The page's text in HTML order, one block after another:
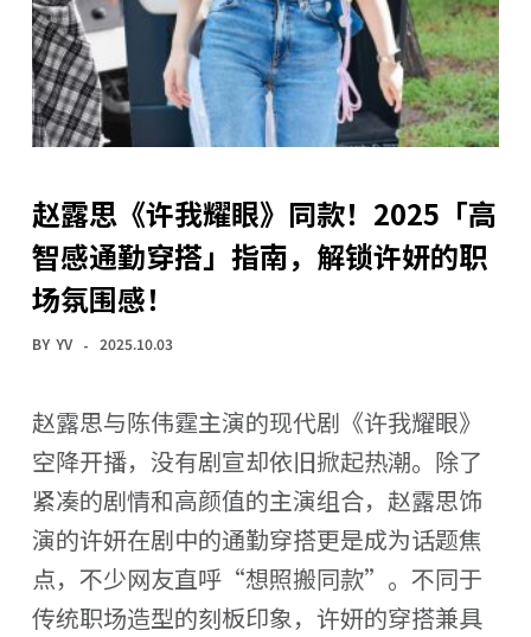
赵露思《许我耀眼》同款！2025「高
智感通勤穿搭」指南，解锁许妍的职
场氛围感！
BY YV 2025.10.03
赵露思与陈伟霆主演的现代剧《许我耀眼》
空降开播，没有剧宣却依旧掀起热潮。除了
紧凑的剧情和高颜值的主演组合，赵露思饰
演的许妍在剧中的通勤穿搭更是成为话题焦
点，不少网友直呼“想照搬同款”。不同于
传统职场造型的刻板印象，许妍的穿搭兼具